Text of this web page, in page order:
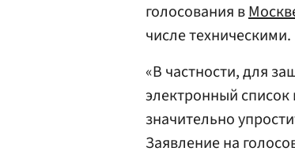
голосования в
числе техническими.
«В частности, для
электронный список
значительно
Заявление на